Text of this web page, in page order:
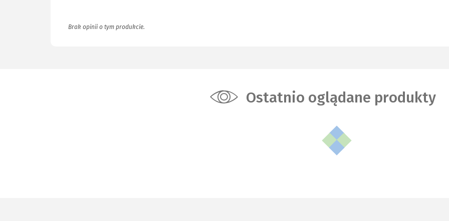
Brak opinii o tym produkcie.
Ostatnio oglądane produkty